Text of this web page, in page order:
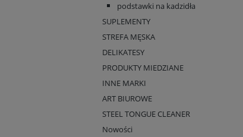
podstawki na kadzidła
SUPLEMENTY
STREFA MĘSKA
DELIKATESY
PRODUKTY MIEDZIANE
INNE MARKI
ART BIUROWE
STEEL TONGUE CLEANER
Nowości